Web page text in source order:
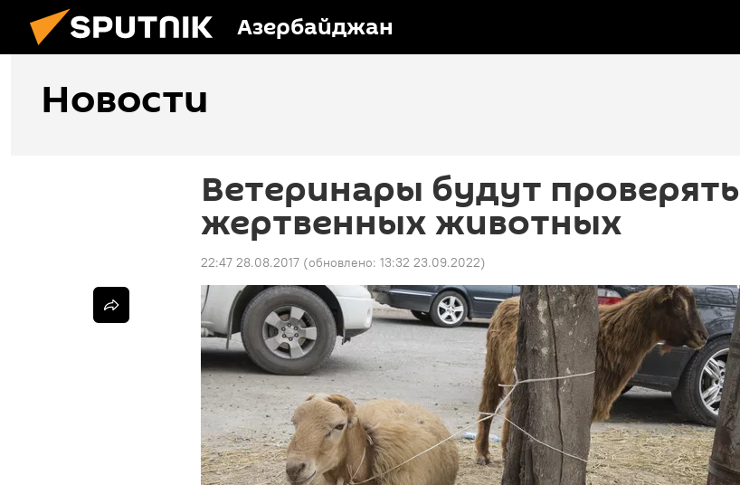
Азербайджан
Новости
Ветеринары будут проверять
жертвенных животных
22:47 28.08.2017 (обновлено: 13:32 23.09.2022)